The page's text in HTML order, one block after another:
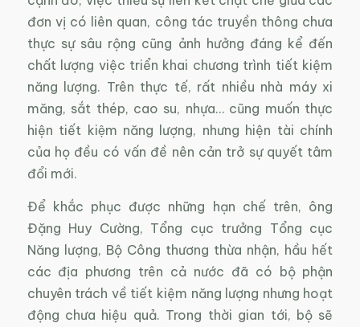
đơn vị có liên quan, công tác truyền thông chưa
thực sự sâu rộng cũng ảnh hưởng đáng kể đến
chất lượng việc triển khai chương trình tiết kiệm
năng lượng. Trên thực tế, rất nhiều nhà máy xi
măng, sắt thép, cao su, nhựa… cũng muốn thực
hiện tiết kiệm năng lượng, nhưng hiện tài chính
của họ đều có vấn đề nên cản trở sự quyết tâm
đổi mới.
Để khắc phục được những hạn chế trên, ông
Đặng Huy Cường, Tổng cục trưởng Tổng cục
Năng lượng, Bộ Công thương thừa nhận, hầu hết
các địa phương trên cả nước đã có bộ phận
chuyên trách về tiết kiệm năng lượng nhưng hoạt
động chưa hiệu quả. Trong thời gian tới, bộ sẽ